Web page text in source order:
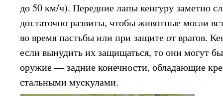
до 50 км/ч). Передние лапы кенгуру заметно
достаточно развиты, чтобы животные могли
во время пастьбы или при защите от врагов.
если вынудить их защищаться, то они могут
оружие — задние конечности, обладающие
стальными мускулами.